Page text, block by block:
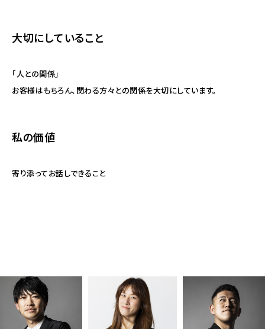
大切にしていること
「人との関係」
お客様はもちろん、関わる方々との関係を大切にしています。
私の価値
寄り添ってお話しできること